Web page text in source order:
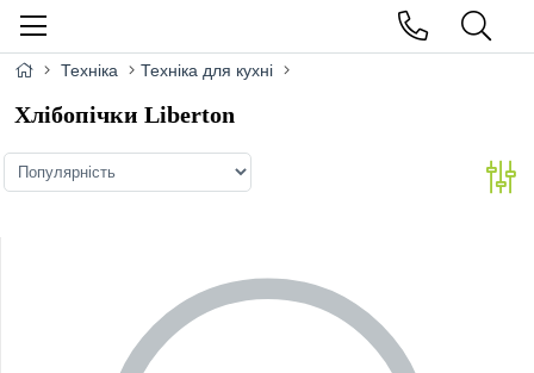
Техніка Техніка для кухні
Хлібопічки Liberton